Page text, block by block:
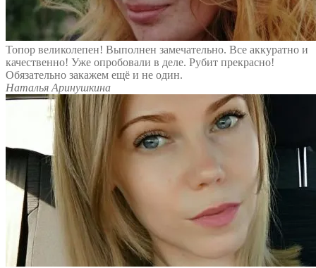
Топор великолепен! Выполнен замечательно. Все аккуратно и
качественно! Уже опробовали в деле. Рубит прекрасно!
Обязательно закажем ещё и не один.
Наталья Аринушкина